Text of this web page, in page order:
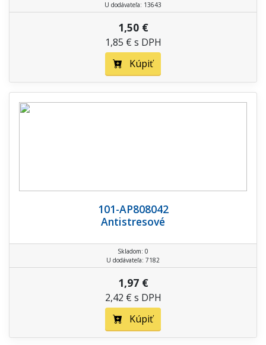
U dodávateľa: 13643
1,50 €
1,85 € s DPH
Kúpiť
101-AP808042
Antistresové
Skladom: 0
U dodávateľa: 7182
1,97 €
2,42 € s DPH
Kúpiť